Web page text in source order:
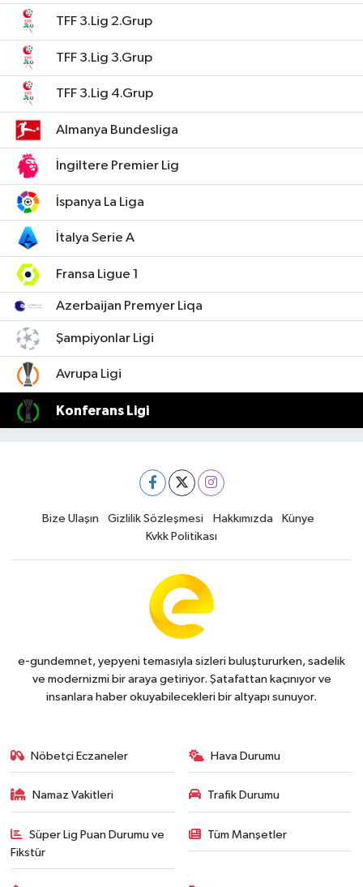
TFF 3.Lig 2.Grup
TFF 3.Lig 3.Grup
TFF 3.Lig 4.Grup
Almanya Bundesliga
İngiltere Premier Lig
İspanya La Liga
İtalya Serie A
Fransa Ligue 1
Azerbaijan Premyer Liqa
Şampiyonlar Ligi
Avrupa Ligi
Konferans Ligi
Bize Ulaşın Gizlilik Sözleşmesi Hakkımızda
Künye
Kvkk Politikası
e-gundemnet, yepyeni temasıyla sizleri buluştururken, sadelik
ve modernizmi bir araya getiriyor. Şatafattan kaçınıyor ve
insanlara haber okuyabilecekleri bir altyapı sunuyor.
Nöbetçi Eczaneler Hava Durumu
Namaz Vakitleri Trafik Durumu
Süper Lig Puan Durumu ve
Fikstür
Tüm Manşetler